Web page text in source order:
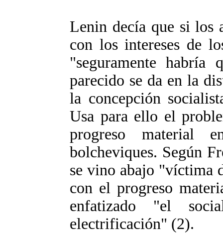
Lenin decía que si los
con los intereses de
"seguramente
parecido se da en la
la concepción
Usa para ello el
progreso material
bolcheviques. Según
se vino abajo "víctima
con el progreso
enfatizado "el
electrificación" (2).